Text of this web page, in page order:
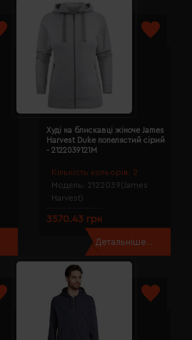
Кількість кольорів: 2
Модель: 2122039(James
Harvest)
Худі на блискавці жіноче James
Harvest Duke попелястий сірий
- 2122039121M
3570.43 грн
Детальніше...